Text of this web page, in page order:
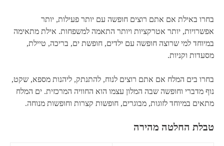
בחרו באילת אם אתם רוצים חופשה עם יותר פעילות, יותר
אפשרויות, יותר אטרקציות ויותר התאמה למשפחות. אילת מתאימה
במיוחד למי שרוצה חופשה עם ילדים, חופשת ים, בריכה, טיילת,
מסעדות וקניות.
בחרו בים המלח אם אתם רוצים לנוח, להתנתק, ליהנות מספא, שקט,
נוף מדברי וחופשה שבה המלון עצמו הוא החוויה המרכזית. ים המלח
מתאים במיוחד לזוגות, מבוגרים, חופשות קצרות וחופשות מנוחה.
טבלת החלטה מהירה